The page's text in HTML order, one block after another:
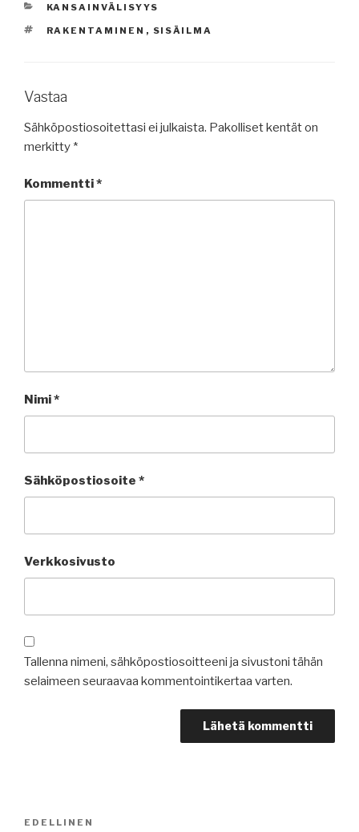
KATEGORIAT
KANSAINVÄLISYYS
AVAINSANAT
RAKENTAMINEN , SISÄILMA
Vastaa
Sähköpostiosoitettasi ei julkaista. Pakolliset kentät on
merkitty *
Kommentti*
Nimi*
Sähköpostiosoite *
Verkkosivusto
Tallenna nimeni, sähköpostiosoitteeni ja sivustoni tähän
selaimeen seuraavaa kommentointikertaa varten.
Edellinen
EDELLINEN